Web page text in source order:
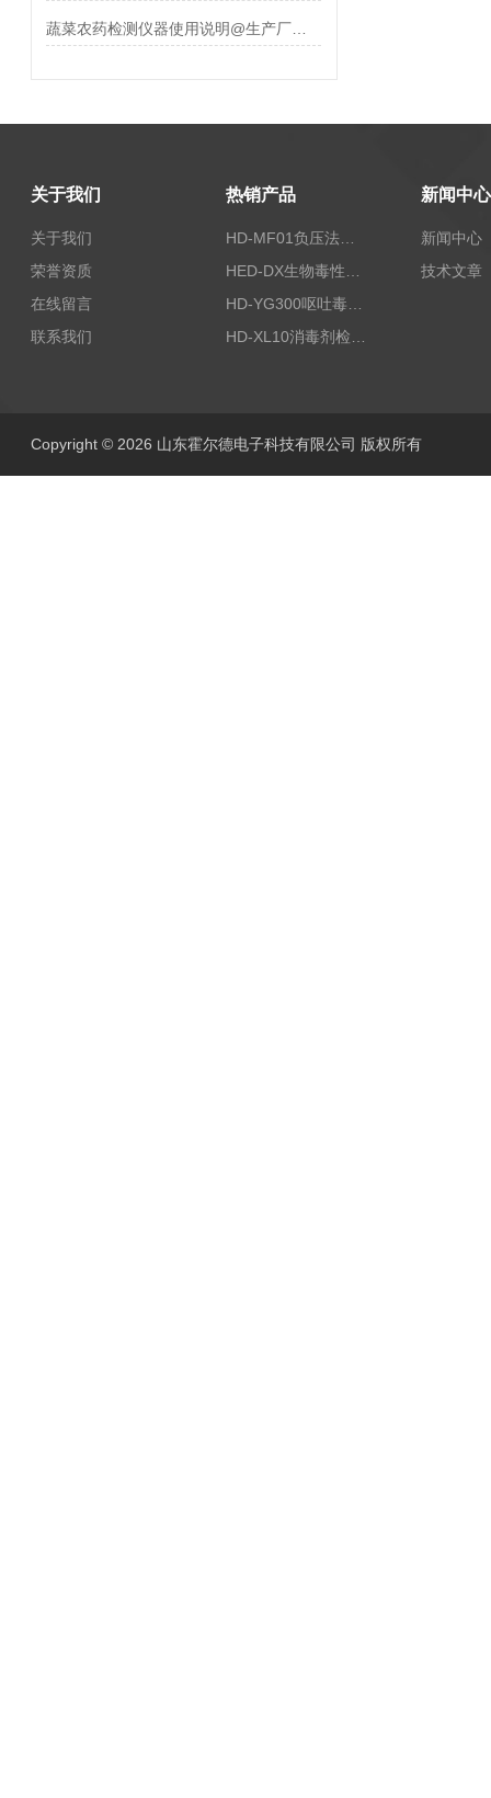
关于我们
关于我们
荣誉资质
在线留言
联系我们
热销产品
HD-MF01负压法密封性测试仪
新闻中心
新闻中心
技术文章
Copyright © 2026 山东霍尔德电子科技有限公司 版权所有